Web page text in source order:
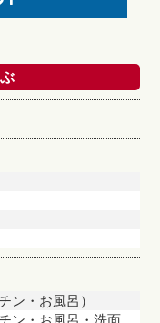
ン・お風呂）
ン・お風呂・洗面